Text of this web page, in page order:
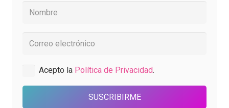
Acepto la Política de Privacidad.
SUSCRIBIRME